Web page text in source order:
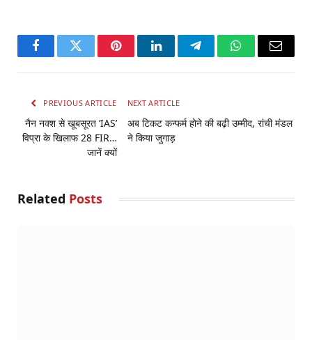
FacebookTwitter PinterestLinkedInTelegramWhatsApp
Email
PREVIOUS ARTICLE
नैन नक्श से खूबसूरत ‘IAS’
विप्रा के खिलाफ 28 FIR…
जानें क्यों
NEXT ARTICLE
अब टिकट कन्फर्म होने की बढ़ी उम्मीद, रांची मंडल
ने किया जुगाड़
Related Posts